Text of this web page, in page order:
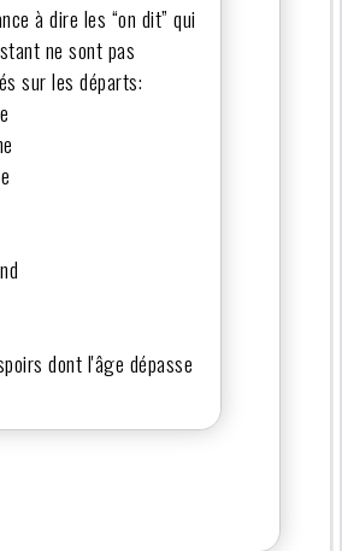
à dire les “on dit” qui
ne sont pas
sur les départs:
dont l'âge dépasse